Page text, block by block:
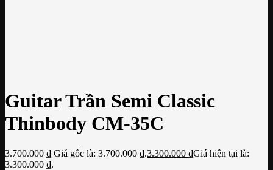
Guitar Trần Semi Classic
Thinbody CM-35C
3.700.000₫ Giá gốc là: 3.700.000 ₫.3.300.000 ₫Giá hiện tại là:
3.300.000 ₫.